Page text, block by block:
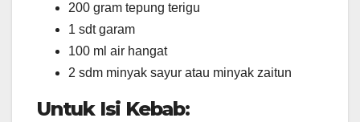
200 gram tepung terigu
1 sdt garam
100 ml air hangat
2 sdm minyak sayur atau minyak zaitun
Untuk Isi Kebab: